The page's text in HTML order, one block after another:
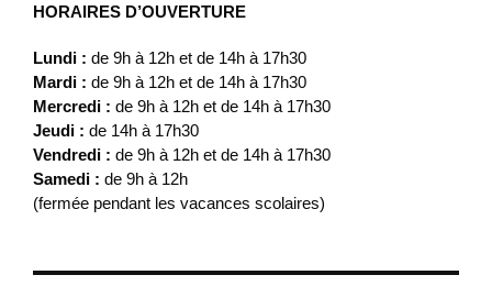
HORAIRES D’OUVERTURE
Lundi : de 9h à 12h et de 14h à 17h30
Mardi : de 9h à 12h et de 14h à 17h30
Mercredi : de 9h à 12h et de 14h à 17h30
Jeudi : de 14h à 17h30
Vendredi : de 9h à 12h et de 14h à 17h30
Samedi : de 9h à 12h
(fermée pendant les vacances scolaires)